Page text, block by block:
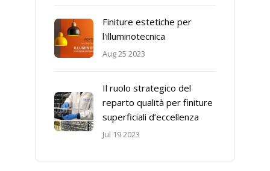
Finiture estetiche per
l'illuminotecnica
Aug 25 2023
Il ruolo strategico del
reparto qualità per finiture
superficiali d’eccellenza
Jul 19 2023